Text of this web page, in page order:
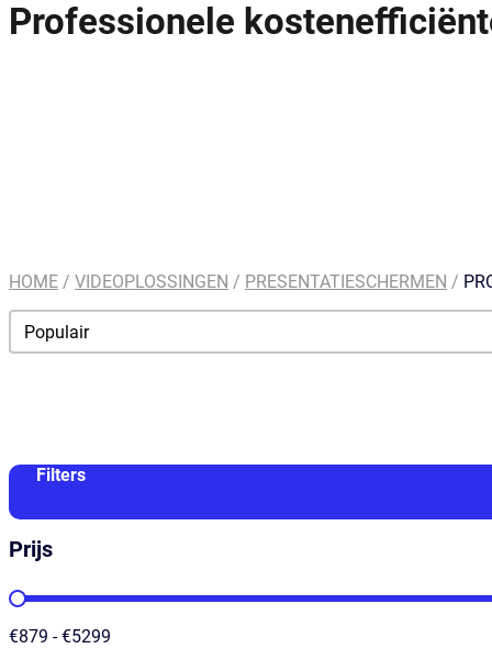
Professionele
HOME / VIDEOPLOSSINGEN / PRESENTATIESCHERMEN /
Order By
Sort content
Filters
Prijs
Prijs
€879 - €5299